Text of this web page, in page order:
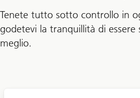
Tenete tutto sotto controllo in
godetevi la tranquillità di essere
meglio.